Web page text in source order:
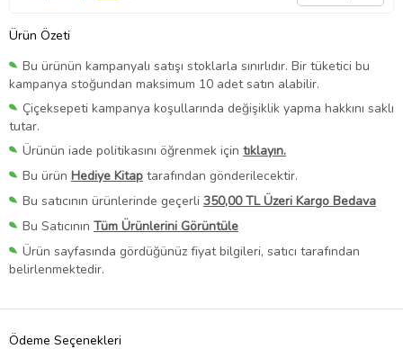
Ürün Özeti
Bu ürünün kampanyalı satışı stoklarla sınırlıdır. Bir tüketici bu
kampanya stoğundan maksimum 10 adet satın alabilir.
Çiçeksepeti kampanya koşullarında değişiklik yapma hakkını saklı
tutar.
Ürünün iade politikasını öğrenmek için tıklayın.
Bu ürün Hediye Kitap tarafından gönderilecektir.
Bu satıcının ürünlerinde geçerli 350,00 TL Üzeri Kargo Bedava
Bu Satıcının Tüm Ürünlerini Görüntüle
Ürün sayfasında gördüğünüz fiyat bilgileri, satıcı tarafından
belirlenmektedir.
Ödeme Seçenekleri